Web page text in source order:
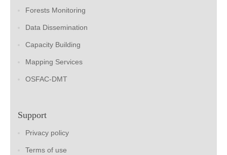
Forests Monitoring
Data Dissemination
Capacity Building
Mapping Services
OSFAC-DMT
Support
Privacy policy
Terms of use